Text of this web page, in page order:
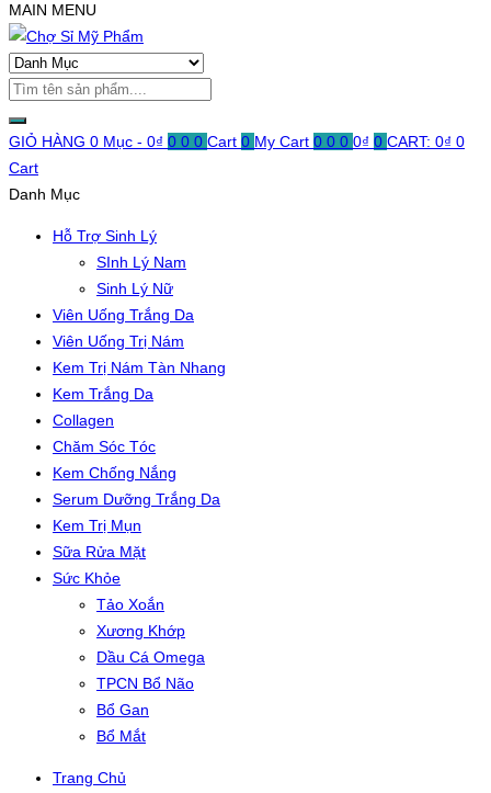
MAIN MENU
GIỎ HÀNG 0 Mục - 0₫ 0 0 0 Cart 0 My Cart 0 0 0 0₫ 0 CART: 0₫ 0
Cart
Danh Mục
Hỗ Trợ Sinh Lý
SInh Lý Nam
Sinh Lý Nữ
Viên Uống Trắng Da
Viên Uống Trị Nám
Kem Trị Nám Tàn Nhang
Kem Trắng Da
Collagen
Chăm Sóc Tóc
Kem Chống Nắng
Serum Dưỡng Trắng Da
Kem Trị Mụn
Sữa Rửa Mặt
Sức Khỏe
Tảo Xoắn
Xương Khớp
Dầu Cá Omega
TPCN Bổ Não
Bổ Gan
Bổ Mắt
Trang Chủ